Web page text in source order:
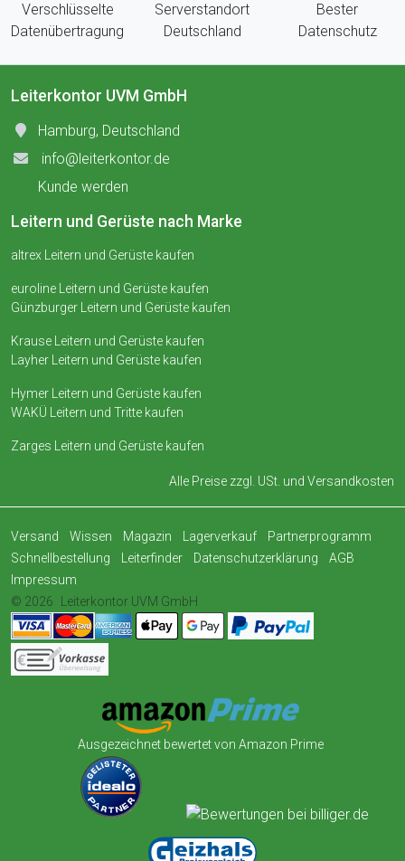
Verschlüsselte
Datenübertragung
Serverstandort
Deutschland
Bester
Datenschutz
Leiterkontor UVM GmbH
Hamburg, Deutschland
info@leiterkontor.de
Kunde werden
Leitern und Gerüste nach Marke
altrex Leitern und Gerüste kaufen
euroline Leitern und Gerüste kaufen
Günzburger Leitern und Gerüste kaufen
Krause Leitern und Gerüste kaufen
Layher Leitern und Gerüste kaufen
Hymer Leitern und Gerüste kaufen
WAKÜ Leitern und Tritte kaufen
Zarges Leitern und Gerüste kaufen
Alle Preise zzgl. USt. und Versandkosten
Versand Wissen Magazin Lagerverkauf
Partnerprogramm
Schnellbestellung
Leiterfinder Datenschutzerklärung
AGB
Impressum
© 2026
Leiterkontor UVM GmbH
Ausgezeichnet bewertet von Amazon Prime